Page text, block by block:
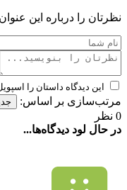
نظرتان را درباره این
این دیدگاه داستان را
مرتب‌سازی بر اساس:
0 نظر
در حال لود دیدگاه‌ها...